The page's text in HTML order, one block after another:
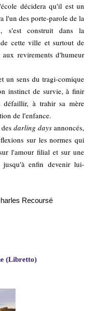
décidera qu'il est un
l'un des porte-parole de la
s'est construit dans la
cette ville et surtout de
revirements d'humeur
un sens du tragi-comique
instinct de survie, à finir
défaillir, à trahir sa mère
de l'enfance.
darling daysannoncés,
sur les normes qui
l'amour filial et sur une
enfin devenir lui-
Recoursé
(Libretto)